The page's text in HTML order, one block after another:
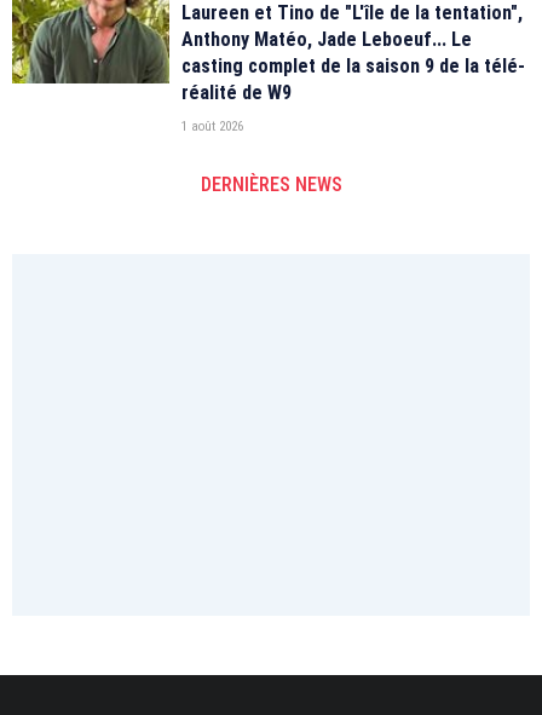
Laureen et Tino de "L'île de la tentation",
Anthony Matéo, Jade Leboeuf... Le
casting complet de la saison 9 de la télé-
réalité de W9
1 août 2026
DERNIÈRES NEWS